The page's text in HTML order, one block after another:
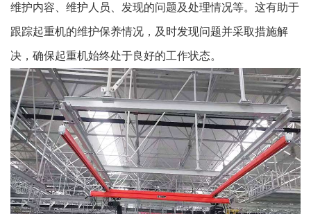
维护内容、维护人员、发现的问题及处理情况等。这有助于
跟踪起重机的维护保养情况，及时发现问题并采取措施解
决，确保起重机始终处于良好的工作状态。